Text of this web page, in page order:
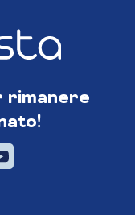
rimanere